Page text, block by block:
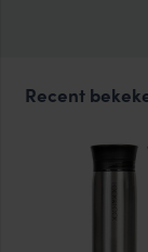
Recent